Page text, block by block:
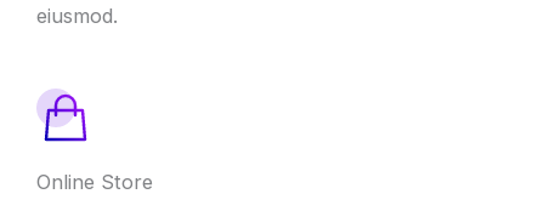
eiusmod.
Online Store